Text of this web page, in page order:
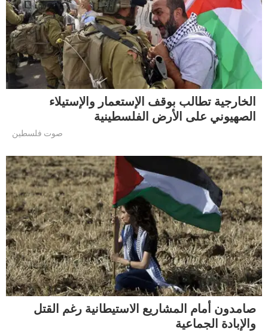
الخارجية تطالب بوقف الإستعمار والإستيلاء
الصهيوني على الأرض الفلسطينية
صوت فلسطين
صامدون أمام المشاريع الاستيطانية رغم القتل
والإبادة الجماعية